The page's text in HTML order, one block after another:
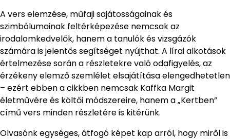
A vers elemzése, műfaji sajátosságainak és
szimbólumainak feltérképezése nemcsak az
irodalomkedvelők, hanem a tanulók és vizsgázók
számára is jelentős segítséget nyújthat. A lírai alkotások
értelmezése során a részletekre való odafigyelés, az
érzékeny elemző szemlélet elsajátítása elengedhetetlen
– ezért ebben a cikkben nemcsak Kaffka Margit
életművére és költői módszereire, hanem a „Kertben”
című vers minden részletére is kitérünk.
Olvasónk egységes, átfogó képet kap arról, hogy miről is